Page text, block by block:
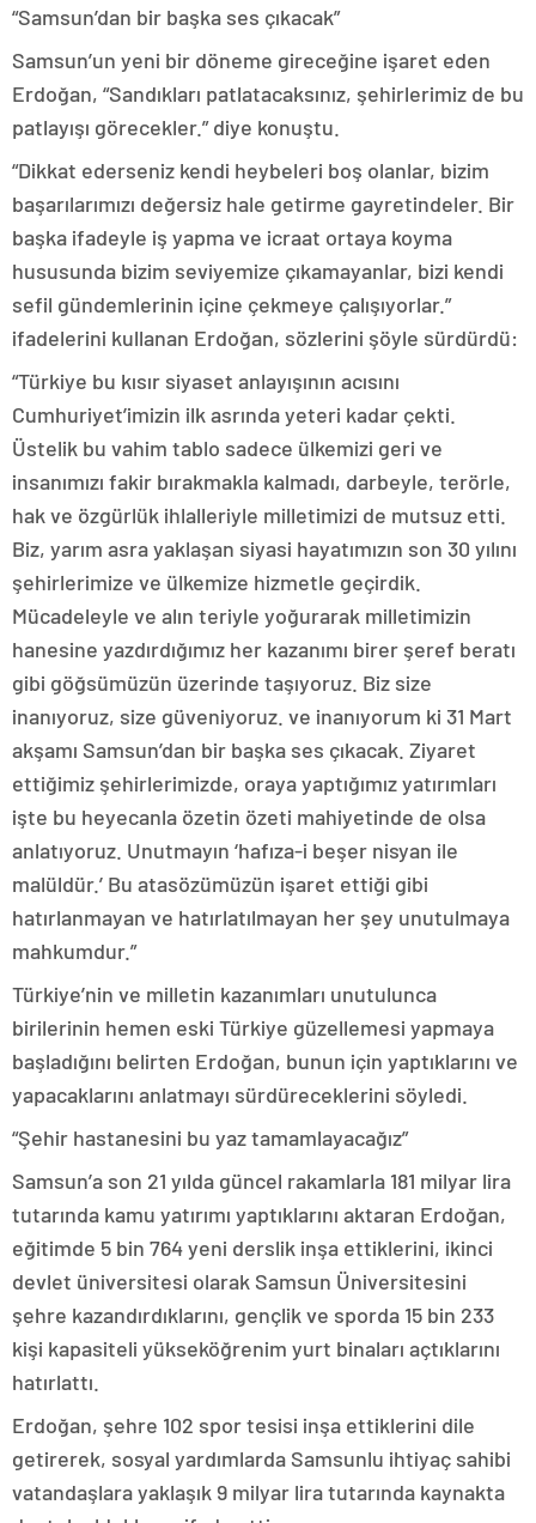
“Samsun’dan bir başka ses çıkacak”
Samsun’un yeni bir döneme gireceğine işaret eden
Erdoğan, “Sandıkları patlatacaksınız, şehirlerimiz de bu
patlayışı görecekler.” diye konuştu.
“Dikkat ederseniz kendi heybeleri boş olanlar, bizim
başarılarımızı değersiz hale getirme gayretindeler. Bir
başka ifadeyle iş yapma ve icraat ortaya koyma
hususunda bizim seviyemize çıkamayanlar, bizi kendi
sefil gündemlerinin içine çekmeye çalışıyorlar.”
ifadelerini kullanan Erdoğan, sözlerini şöyle sürdürdü:
“Türkiye bu kısır siyaset anlayışının acısını
Cumhuriyet’imizin ilk asrında yeteri kadar çekti.
Üstelik bu vahim tablo sadece ülkemizi geri ve
insanımızı fakir bırakmakla kalmadı, darbeyle, terörle,
hak ve özgürlük ihlalleriyle milletimizi de mutsuz etti.
Biz, yarım asra yaklaşan siyasi hayatımızın son 30 yılını
şehirlerimize ve ülkemize hizmetle geçirdik.
Mücadeleyle ve alın teriyle yoğurarak milletimizin
hanesine yazdırdığımız her kazanımı birer şeref beratı
gibi göğsümüzün üzerinde taşıyoruz. Biz size
inanıyoruz, size güveniyoruz. ve inanıyorum ki 31 Mart
akşamı Samsun’dan bir başka ses çıkacak. Ziyaret
ettiğimiz şehirlerimizde, oraya yaptığımız yatırımları
işte bu heyecanla özetin özeti mahiyetinde de olsa
anlatıyoruz. Unutmayın ‘hafıza-i beşer nisyan ile
malüldür.’ Bu atasözümüzün işaret ettiği gibi
hatırlanmayan ve hatırlatılmayan her şey unutulmaya
mahkumdur.”
Türkiye’nin ve milletin kazanımları unutulunca
birilerinin hemen eski Türkiye güzellemesi yapmaya
başladığını belirten Erdoğan, bunun için yaptıklarını ve
yapacaklarını anlatmayı sürdüreceklerini söyledi.
“Şehir hastanesini bu yaz tamamlayacağız”
Samsun’a son 21 yılda güncel rakamlarla 181 milyar lira
tutarında kamu yatırımı yaptıklarını aktaran Erdoğan,
eğitimde 5 bin 764 yeni derslik inşa ettiklerini, ikinci
devlet üniversitesi olarak Samsun Üniversitesini
şehre kazandırdıklarını, gençlik ve sporda 15 bin 233
kişi kapasiteli yükseköğrenim yurt binaları açtıklarını
hatırlattı.
Erdoğan, şehre 102 spor tesisi inşa ettiklerini dile
getirerek, sosyal yardımlarda Samsunlu ihtiyaç sahibi
vatandaşlara yaklaşık 9 milyar lira tutarında kaynakta